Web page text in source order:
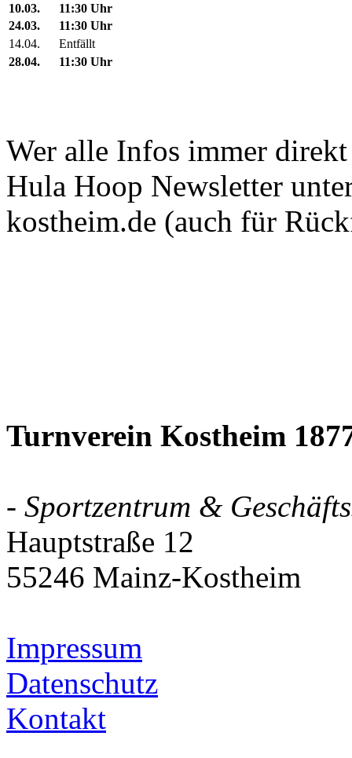
10.03.
11:30 Uhr
24.03.
11:30 Uhr
14.04.
Entfällt
28.04.
11:30 Uhr
Wer alle Infos immer
Hula Hoop Newsletter
kostheim.de (auch für
Turnverein Kostheim
- Sportzentrum &
Hauptstraße 12
55246 Mainz-Kostheim
Impressum
Datenschutz
Kontakt